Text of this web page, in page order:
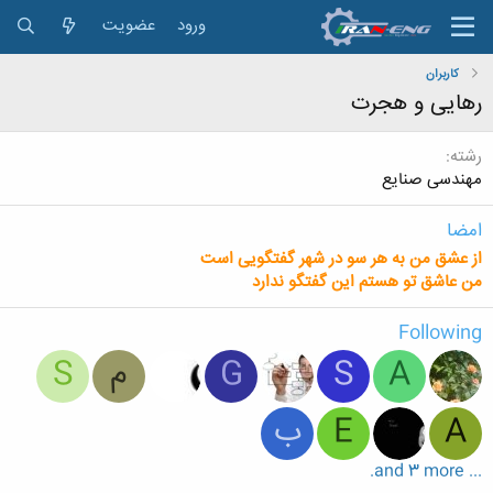
ورود عضویت
کاربران
رهایی و هجرت
رشته
مهندسی صنایع
امضا
از عشق من به هر سو در شهر گفتگویی است
من عاشق تو هستم این گفتگو ندارد
Following
A
S
G م
S
A
E ب
... and 3 more.